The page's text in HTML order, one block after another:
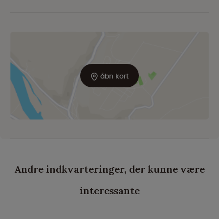
åbn kort
Andre indkvarteringer, der kunne være
interessante